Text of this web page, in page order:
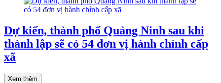
Dự kiến, thành phố Quảng Ninh sau khi
thành lập sẽ có 54 đơn vị hành chính cấp
xã
Xem thêm